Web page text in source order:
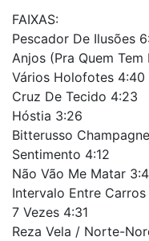
FAIXAS:
Pescador De Ilusões
Anjos (Pra Quem Tem
Vários Holofotes 4:40
Cruz De Tecido 4:23
Hóstia 3:26
Bitterusso
Sentimento 4:12
Não Vão Me Matar
Intervalo Entre
7 Vezes 4:31
Reza Vela / Norte-